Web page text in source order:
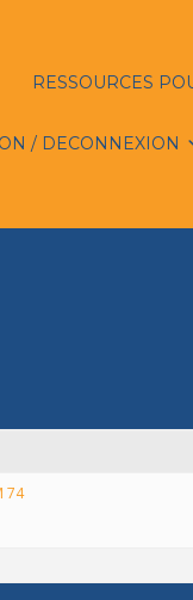
RESSOURCES
/ DECONNEXION
74